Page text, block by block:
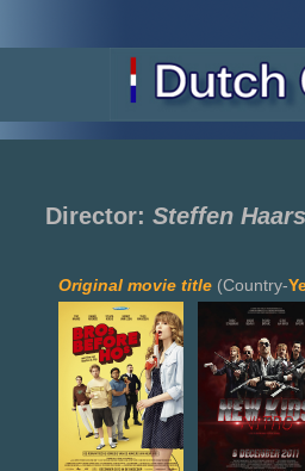
Director: Steffen
Original movie title (Country-